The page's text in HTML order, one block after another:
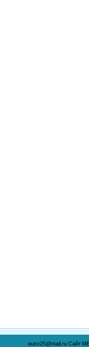
ousv25@mail.ru Сайт